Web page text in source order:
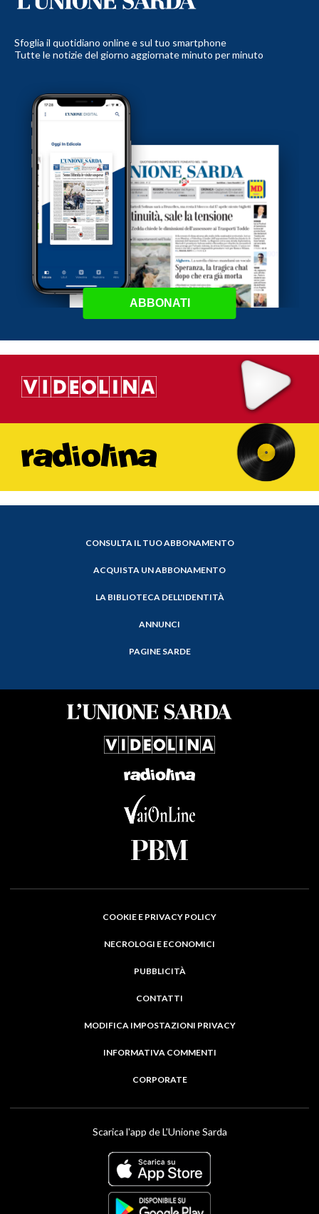
Sfoglia il quotidiano online e sul tuo smartphone
Tutte le notizie del giorno aggiornate minuto per minuto
ABBONATI
CONSULTA IL TUO ABBONAMENTO
ACQUISTA UN ABBONAMENTO
LA BIBLIOTECA DELL'IDENTITÀ
ANNUNCI
PAGINE SARDE
COOKIE E PRIVACY POLICY
NECROLOGI E ECONOMICI
PUBBLICITÀ
CONTATTI
MODIFICA IMPOSTAZIONI PRIVACY
INFORMATIVA COMMENTI
CORPORATE
Scarica l'app de L'Unione Sarda